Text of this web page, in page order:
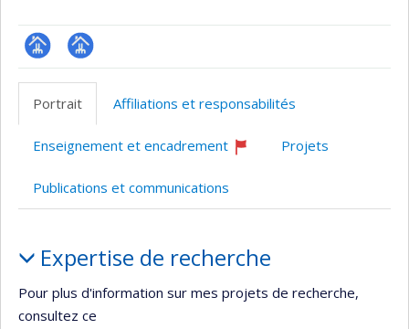
Page Page
professionnelle
(faculté,département,école)
Portrait Affiliations et responsabilités
Enseignement et encadrement
Projets
Publications et communications
Expertise de recherche
Pour plus d'information sur mes projets de recherche,
consultez ce